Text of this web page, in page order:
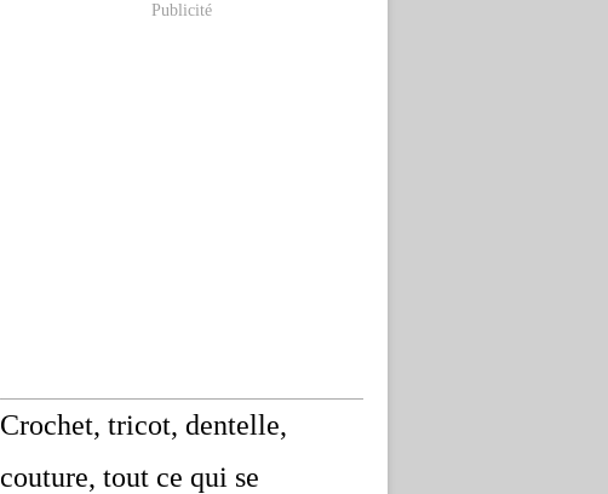
Publicité
Crochet, tricot, dentelle,
couture, tout ce qui se